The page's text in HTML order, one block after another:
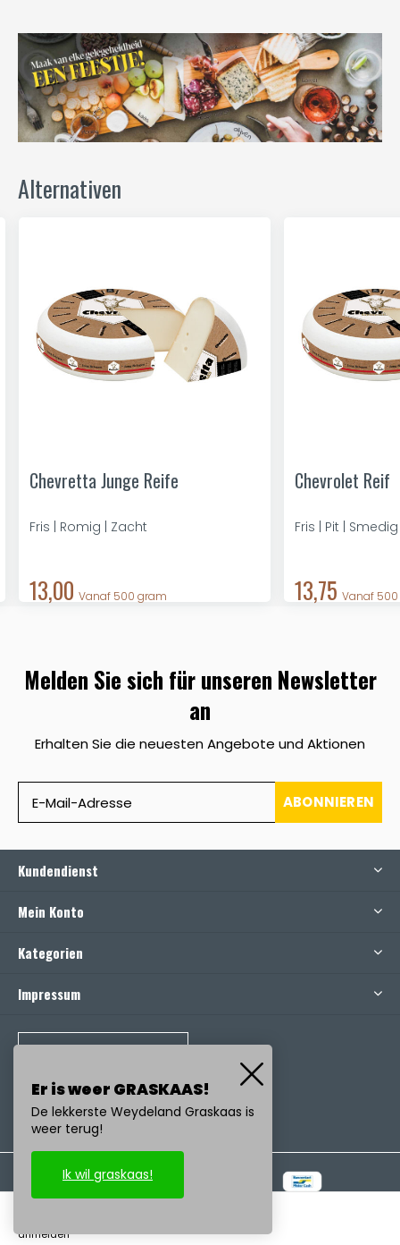
Alternativen
Chevretta Junge Reife
Fris | Romig | Zacht
13,00 Vanaf 500 gram
Chevrolet Reif
Fris | Pit | Smedig
13,75 Vanaf
Melden Sie sich für unseren Newsletter
an
Erhalten Sie die neuesten Angebote und Aktionen
ABONNIEREN
Kundendienst
Mein Konto
Kategorien
Impressum
anmelden
Er is weer GRASKAAS!
De lekkerste Weydeland Graskaas is
weer terug!
Ik wil graskaas!